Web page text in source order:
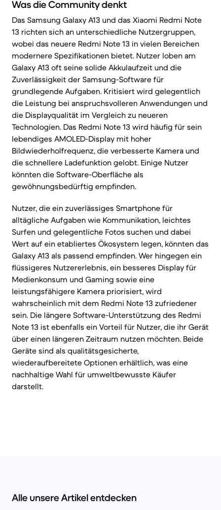
Was die Community denkt
Das Samsung Galaxy A13 und das Xiaomi Redmi Note
13 richten sich an unterschiedliche Nutzergruppen,
wobei das neuere Redmi Note 13 in vielen Bereichen
modernere Spezifikationen bietet. Nutzer loben am
Galaxy A13 oft seine solide Akkulaufzeit und die
Zuverlässigkeit der Samsung-Software für
grundlegende Aufgaben. Kritisiert wird gelegentlich
die Leistung bei anspruchsvolleren Anwendungen und
die Displayqualität im Vergleich zu neueren
Technologien. Das Redmi Note 13 wird häufig für sein
lebendiges AMOLED-Display mit hoher
Bildwiederholfrequenz, die verbesserte Kamera und
die schnellere Ladefunktion gelobt. Einige Nutzer
könnten die Software-Oberfläche als
gewöhnungsbedürftig empfinden.
Nutzer, die ein zuverlässiges Smartphone für
alltägliche Aufgaben wie Kommunikation, leichtes
Surfen und gelegentliche Fotos suchen und dabei
Wert auf ein etabliertes Ökosystem legen, könnten das
Galaxy A13 als passend empfinden. Wer hingegen ein
flüssigeres Nutzererlebnis, ein besseres Display für
Medienkonsum und Gaming sowie eine
leistungsfähigere Kamera priorisiert, wird
wahrscheinlich mit dem Redmi Note 13 zufriedener
sein. Die längere Software-Unterstützung des Redmi
Note 13 ist ebenfalls ein Vorteil für Nutzer, die ihr Gerät
über einen längeren Zeitraum nutzen möchten. Beide
Geräte sind als qualitätsgesicherte,
wiederaufbereitete Optionen erhältlich, was eine
nachhaltige Wahl für umweltbewusste Käufer
darstellt.
Alle unsere Artikel entdecken